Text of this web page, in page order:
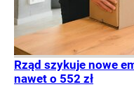
Rząd szykuje nowe
nawet o 552 zł